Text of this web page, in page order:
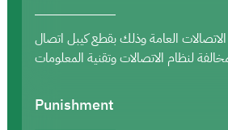
العامة وذلك بقطع كيبل اتصال
لنظام الاتصالات وتقنية المعلومات
Punishment